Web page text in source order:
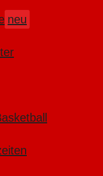
neu